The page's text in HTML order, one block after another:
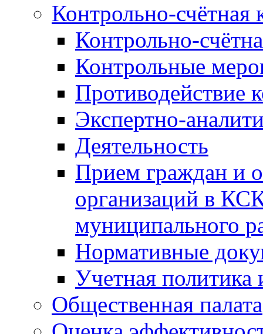
Контрольно-счётная
Контрольно-
Контрольные
Противодействие
Экспертно-
Деятельность
Прием граждан и
организаций в
муниципального
Нормативные
Учетная политика
Общественная палата